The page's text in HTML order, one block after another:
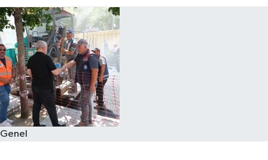
Genel
Trafik Durumu
Süper Lig Puan Durumu ve Fikstür
Tüm Manşetler
Son Dakika Haberleri